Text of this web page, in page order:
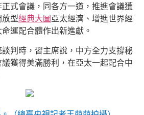
式會議，同各方一道，推進會議獲
型經典大圖亞太經濟、增進世界經
運配合體作出新進獻。
判時，習主席說，中方全力支撐秘
獲得美滿勝利，在亞太一起配合中